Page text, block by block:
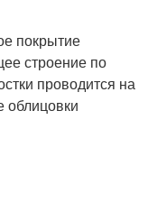
покрытие
строение по
проводится на
облицовки